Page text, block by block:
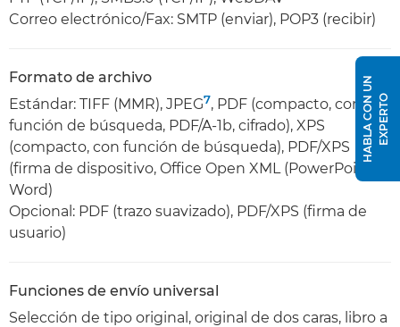
Correo electrónico/Fax: SMTP (enviar), POP3 (recibir)
Formato de archivo
Estándar: TIFF (MMR), JPEG7, PDF (compacto, con
función de búsqueda, PDF/A-1b, cifrado), XPS
(compacto, con función de búsqueda), PDF/XPS
(firma de dispositivo, Office Open XML (PowerPoint,
Word)
Opcional: PDF (trazo suavizado), PDF/XPS (firma de
usuario)
Funciones de envío universal
Selección de tipo original, original de dos caras, libro a
H
A
B
L
A
C
O
N
U
N
E
X
P
E
R
TO